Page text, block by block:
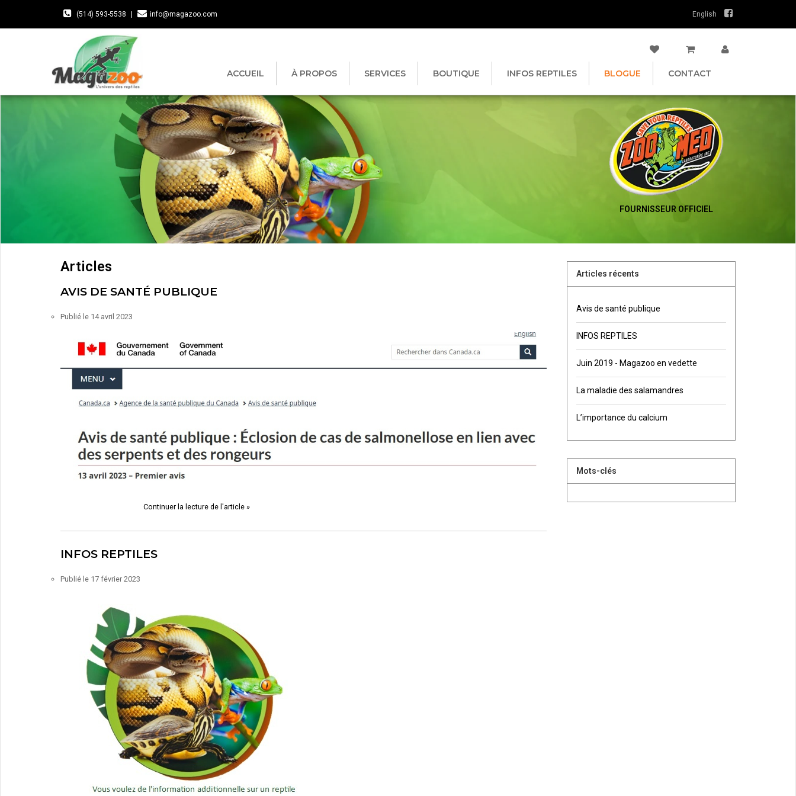
(514) 593-5538 info@magazoo.com English
ACCUEIL À PROPOS SERVICES BOUTIQUE INFOS REPTILES BLOGUE CONTACT
FOURNISSEUR OFFICIEL
Articles
AVIS DE SANTÉ PUBLIQUE
Publié le 14 avril 2023
Continuer la lecture de l'article »
INFOS REPTILES
Publié le 17 février 2023
Articles récents
Avis de santé publique
INFOS REPTILES
Juin 2019 - Magazoo en vedette
La maladie des salamandres
L’importance du calcium
Mots-clés